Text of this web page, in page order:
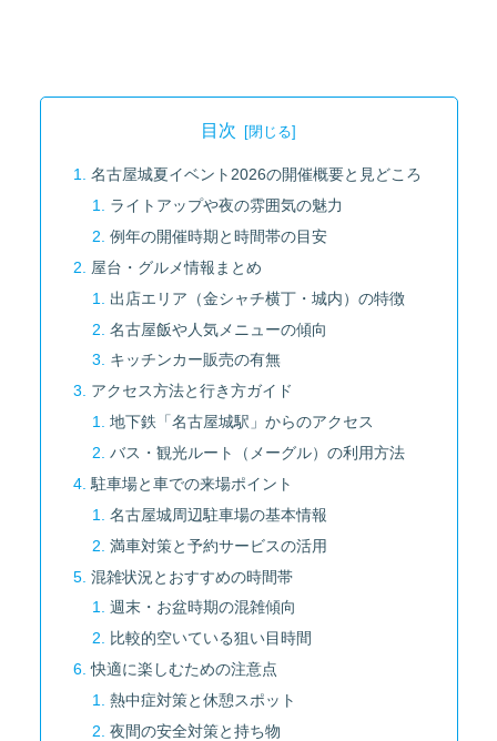
目次
名古屋城夏イベント2026の開催概要と見どころ
ライトアップや夜の雰囲気の魅力
例年の開催時期と時間帯の目安
屋台・グルメ情報まとめ
出店エリア（金シャチ横丁・城内）の特徴
名古屋飯や人気メニューの傾向
キッチンカー販売の有無
アクセス方法と行き方ガイド
地下鉄「名古屋城駅」からのアクセス
バス・観光ルート（メーグル）の利用方法
駐車場と車での来場ポイント
名古屋城周辺駐車場の基本情報
満車対策と予約サービスの活用
混雑状況とおすすめの時間帯
週末・お盆時期の混雑傾向
比較的空いている狙い目時間
快適に楽しむための注意点
熱中症対策と休憩スポット
夜間の安全対策と持ち物